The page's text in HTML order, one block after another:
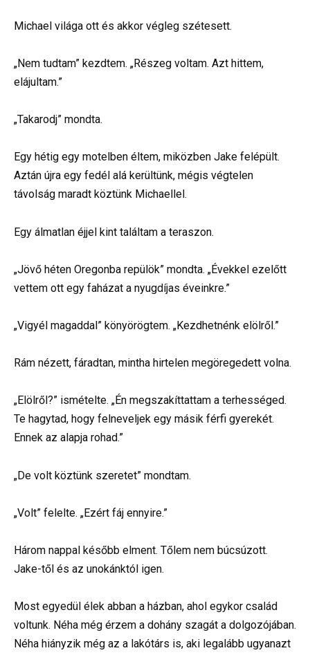
Michael világa ott és akkor végleg szétesett.
„Nem tudtam” kezdtem. „Részeg voltam. Azt hittem,
elájultam.”
„Takarodj” mondta.
Egy hétig egy motelben éltem, miközben Jake felépült.
Aztán újra egy fedél alá kerültünk, mégis végtelen
távolság maradt köztünk Michaellel.
Egy álmatlan éjjel kint találtam a teraszon.
„Jövő héten Oregonba repülök” mondta. „Évekkel ezelőtt
vettem ott egy faházat a nyugdíjas éveinkre.”
„Vigyél magaddal” könyörögtem. „Kezdhetnénk elölről.”
Rám nézett, fáradtan, mintha hirtelen megöregedett volna.
„Elölről?” ismételte. „Én megszakíttattam a terhességed.
Te hagytad, hogy felneveljek egy másik férfi gyerekét.
Ennek az alapja rohad.”
„De volt köztünk szeretet” mondtam.
„Volt” felelte. „Ezért fáj ennyire.”
Három nappal később elment. Tőlem nem búcsúzott.
Jake-től és az unokánktól igen.
Most egyedül élek abban a házban, ahol egykor család
voltunk. Néha még érzem a dohány szagát a dolgozójában.
Néha hiányzik még az a lakótárs is, aki legalább ugyanazt